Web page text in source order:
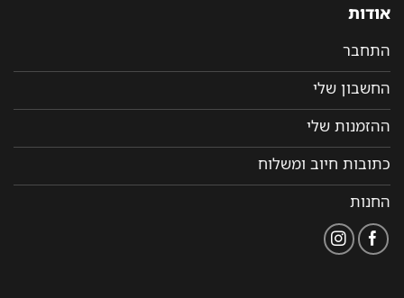
אודות
התחבר
החשבון שלי
ההזמנות שלי
כתובות חיוב ומשלוח
החנות